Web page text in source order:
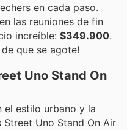
en cada paso.
las reuniones de fin
increíble: $349.900.
que se agote!
Uno Stand On
el estilo urbano y la
Uno Stand On Air